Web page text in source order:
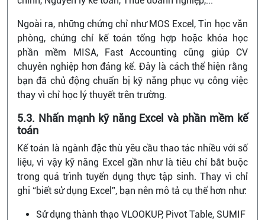
Ngoài ra, những chứng chỉ như MOS Excel, Tin học văn
phòng, chứng chỉ kế toán tổng hợp hoặc khóa học
phần mềm MISA, Fast Accounting cũng giúp CV
chuyên nghiệp hơn đáng kể. Đây là cách thể hiện rằng
bạn đã chủ động chuẩn bị kỹ năng phục vụ công việc
thay vì chỉ học lý thuyết trên trường.
5.3. Nhấn mạnh kỹ năng Excel và phần mềm kế
toán
Kế toán là ngành đặc thù yêu cầu thao tác nhiều với số
liệu, vì vậy kỹ năng Excel gần như là tiêu chí bắt buộc
trong quá trình tuyển dụng thực tập sinh. Thay vì chỉ
ghi “biết sử dụng Excel”, bạn nên mô tả cụ thể hơn như:
Sử dụng thành thạo VLOOKUP, Pivot Table, SUMIF